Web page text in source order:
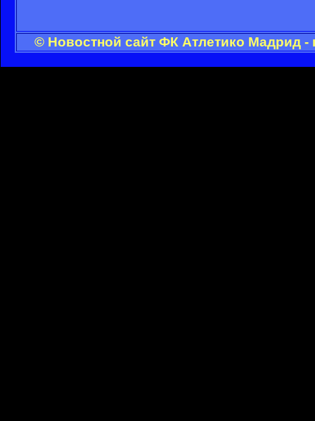
© Новостной сайт ФК Атлетико Мадрид